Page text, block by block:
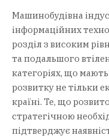
Машинобудівна
інформаційних
розділ з високим
та подальшого
категоріях, що
розвитку не тільки
країні. Те, що
стратегічною
підтверджує